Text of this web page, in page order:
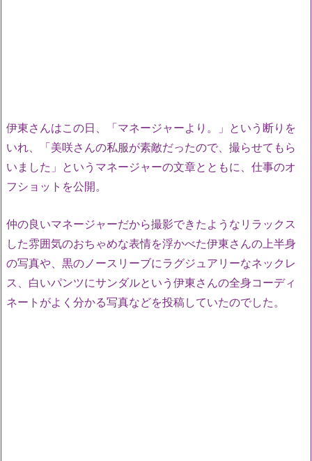
伊東さんはこの日、「マネージャーより。」という断りを
いれ、「美咲さんの私服が素敵だったので、撮らせてもら
いました」というマネージャーの文章とともに、仕事のオ
フショットを公開。
仲の良いマネージャーだから撮影できたようなリラックス
した雰囲気のおちゃめな表情を浮かべた伊東さんの上半身
の写真や、黒のノースリーブにラグジュアリーなネックレ
ス、白いパンツにサンダルという伊東さんの全身コーディ
ネートがよく分かる写真などを投稿していたのでした。